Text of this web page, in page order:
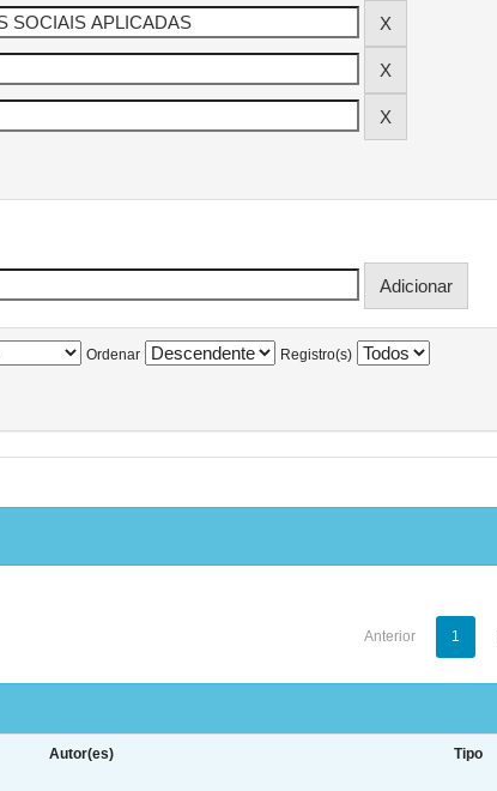
Ordenar Registro(s)
Anterior 1
Autor(es) Tipo